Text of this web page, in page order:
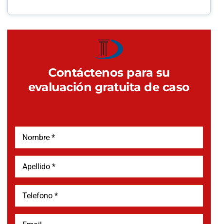
Contáctenos para su
evaluación gratuita de caso